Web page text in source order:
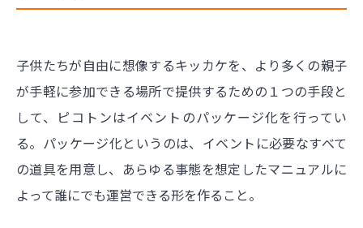
子供たちが自由に想像するキッカケを、より多くの親子
が手軽に参加できる場所で提供するための１つの手段と
して、ピコトンはイベントのパッケージ化を行ってい
る。パッケージ化というのは、イベントに必要なすべて
の道具を用意し、あらゆる事態を想定したマニュアルに
よって誰にでも運営できる形を作ること。